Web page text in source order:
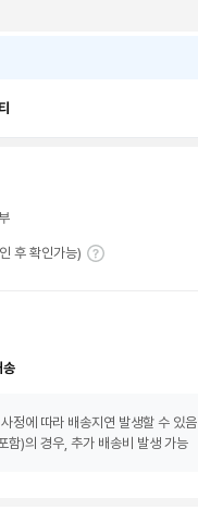
후 확인가능)
송
정에 따라 배송지연 발생할 수 있음
함)의 경우, 추가 배송비 발생 가능